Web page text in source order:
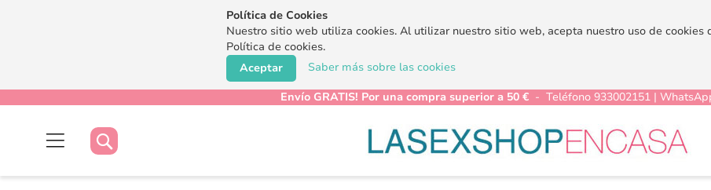
Política de Cookies
Nuestro sitio web utiliza cookies. Al utilizar nuestro sitio web, acepta nuestro uso de cookies
Política de cookies.
Saber más sobre las cookies
Aceptar
Envío GRATIS! Por una compra superior a 50 € - Teléfono 933002151 |
Buscar
Buscar